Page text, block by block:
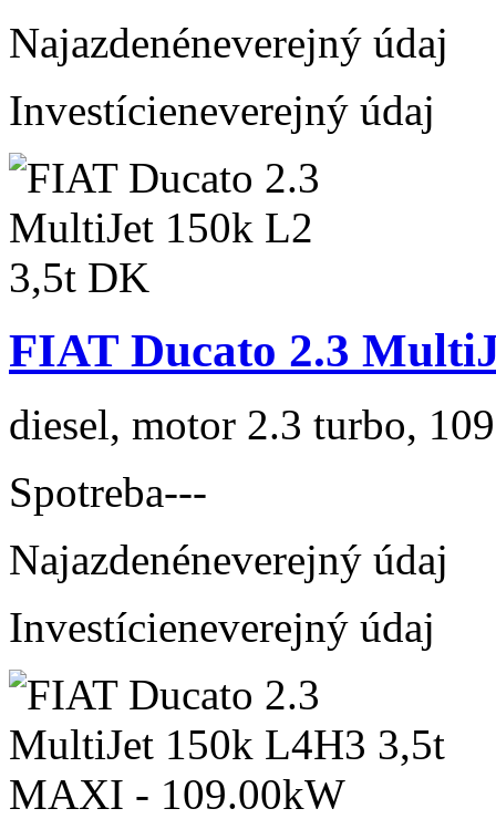
Najazdenéneverejný údaj
Investícieneverejný údaj
FIAT Ducato 2.3
diesel, motor 2.3 turbo,
Spotreba---
Najazdenéneverejný údaj
Investícieneverejný údaj